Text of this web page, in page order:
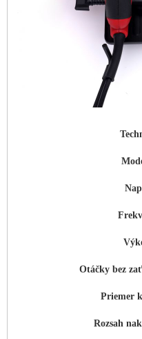
Otáčky bez
Priemer
Rozsah